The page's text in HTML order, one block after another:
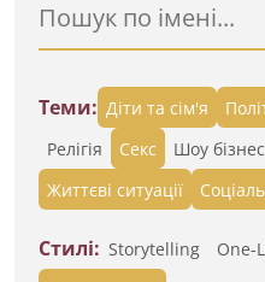
Теми: Діти та сім'я
Релігія
Секс Шоу бізнес
Життєві ситуації
Стилі: Storytelling One-